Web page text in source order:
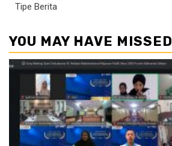
Tipe Berita
YOU MAY HAVE MISSED